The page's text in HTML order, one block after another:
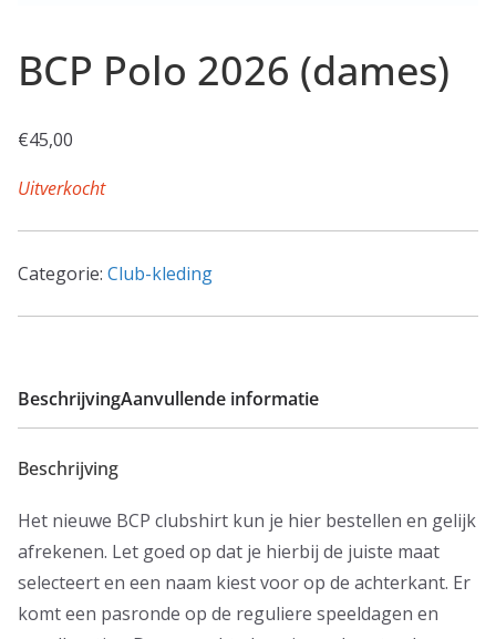
BCP Polo 2026 (dames)
€45,00
Uitverkocht
Categorie: Club-kleding
BeschrijvingAanvullende informatie
Beschrijving
Het nieuwe BCP clubshirt kun je hier bestellen en gelijk
afrekenen. Let goed op dat je hierbij de juiste maat
selecteert en een naam kiest voor op de achterkant. Er
komt een pasronde op de reguliere speeldagen en